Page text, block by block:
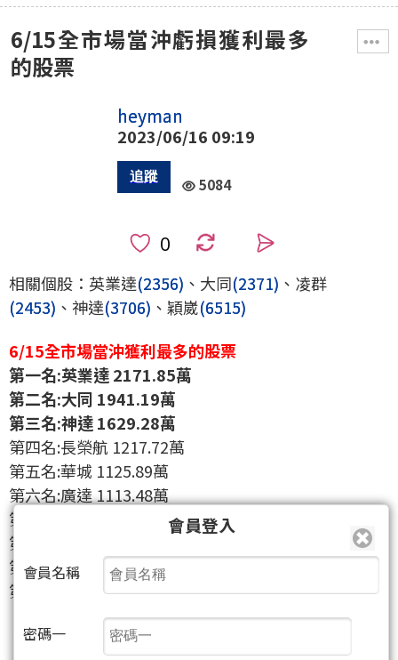
6/15全市場當沖虧損獲利最多
的股票
heyman
2023/06/16 09:19
5084
相關個股：英業達(2356) 、大同(2371) 、凌群
(2453) 、神達(3706) 、穎崴(6515)
6/15全市場當沖獲利最多的股票
第一名:英業達 2171.85萬
第二名:大同 1941.19萬
第三名:神達 1629.28萬
第四名:長榮航 1217.72萬
第五名:華城 1125.89萬
第六名:廣達 1113.48萬
第七名:創意 1089.26萬
第八名:大亞 786.70萬
第九名:光寶科 749.32萬
第十名:虹堡 717.48萬
會員登入
會員名稱
密碼一